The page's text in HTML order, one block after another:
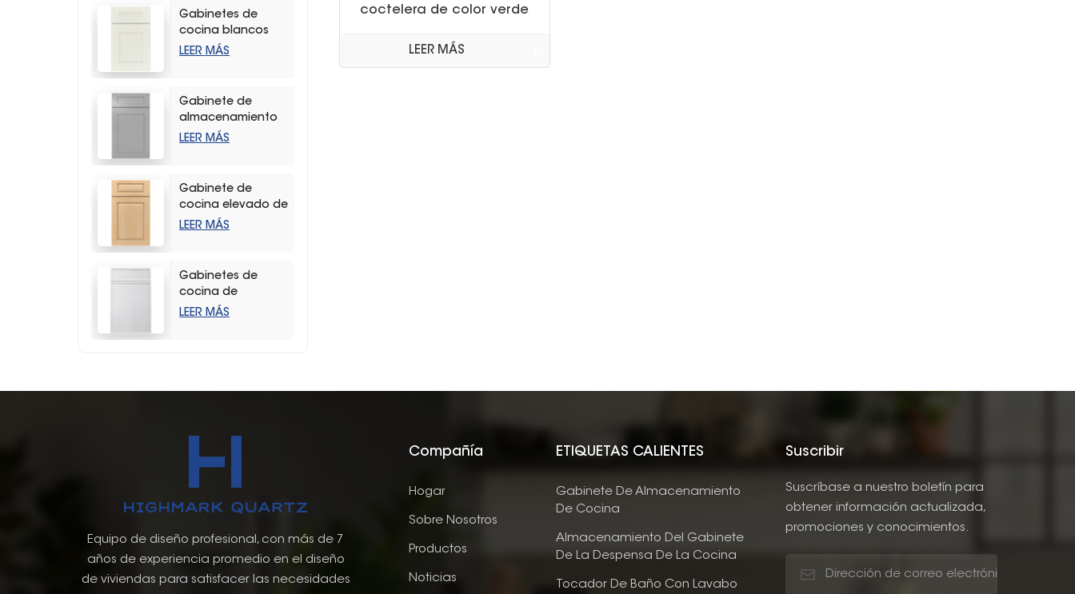
Gabinetes de
cocina blancos
modernos con
LEER MÁS
Gabinete de
almacenamiento
de cocina con
LEER MÁS
Gabinete de
cocina elevado de
madera dura
LEER MÁS
Gabinetes de
cocina de
almacenamiento
LEER MÁS
coctelera de color verde
individual
LEER MÁS
Equipo de diseño profesional, con más de 7
años de experiencia promedio en el diseño
de viviendas para satisfacer las necesidades
Compañía
Hogar
Sobre Nosotros
Productos
Noticias
ETIQUETAS CALIENTES
Gabinete De Almacenamiento
De Cocina
Almacenamiento Del Gabinete
De La Despensa De La Cocina
Tocador De Baño Con Lavabo
Suscribir
Suscríbase a nuestro boletín para
obtener información actualizada,
promociones y conocimientos.